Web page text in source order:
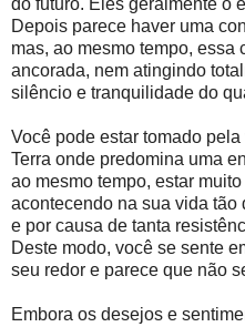
do futuro. Eles geralmente o
Depois parece haver uma
mas, ao mesmo tempo, essa
ancorada, nem atingindo
silêncio e tranquilidade do
Você pode estar tomado
Terra onde predomina uma
ao mesmo tempo, estar
acontecendo na sua vida tão
e por causa de tanta
Deste modo, você se sente
seu redor e parece que não
Embora os desejos e